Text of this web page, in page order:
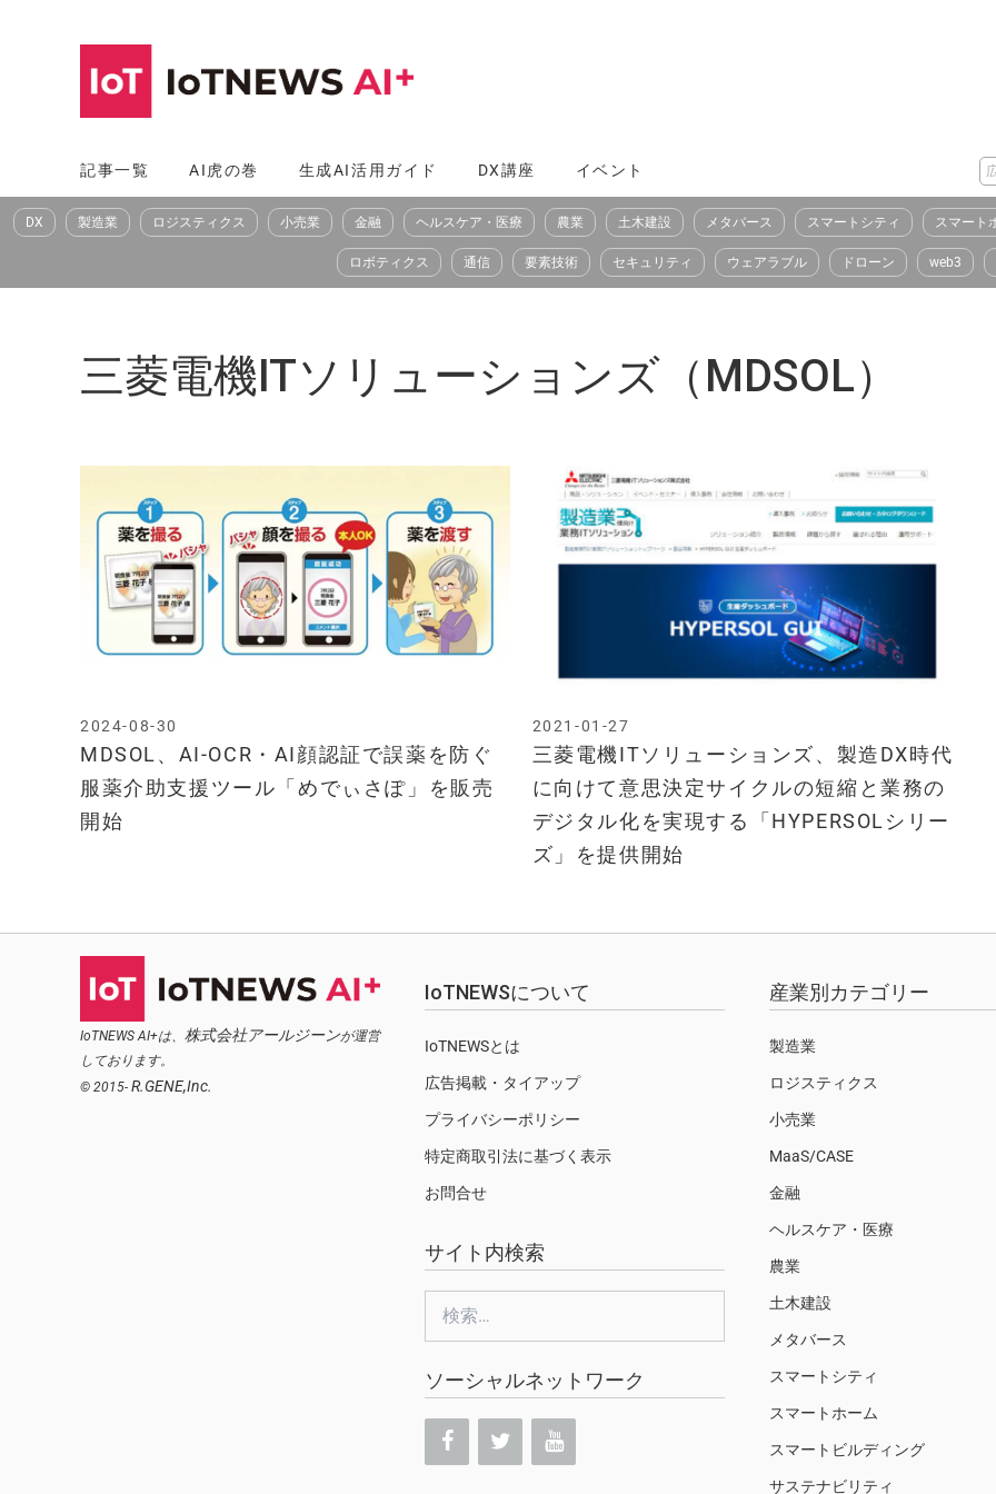
へ
ス
記事一覧 AI虎の巻 生成AI活用ガイド DX講座 イベント
DX 製造業 ロジスティクス 小売業 金融 ヘルスケア・医療 農業 土木建設 メタバース スマートシティ スマート
ロボティクス 通信 要素技術 セキュリティ ウェアラブル ドローン web3
三菱電機ITソリューションズ（MDSOL）
MDSOL、AI-OCR・AI顔認証で誤薬を防ぐ
服薬介助支援ツール「めでぃさぽ」を販売
開始
2024-08-30
三菱電機ITソリューションズ、製造DX時代
に向けて意思決定サイクルの短縮と業務の
デジタル化を実現する「HYPERSOLシリー
ズ」を提供開始
2021-01-27
IoTNEWS AI+は、 株式会社アールジーンが運営
しております。
© 2015- R.GENE,Inc.
IoTNEWSについて
IoTNEWSとは
広告掲載・タイアップ
プライバシーポリシー
特定商取引法に基づく表示
お問合せ
サイト内検索
ソーシャルネットワーク
産業別カテゴリー
製造業
ロジスティクス
小売業
MaaS/CASE
金融
ヘルスケア・医療
農業
土木建設
メタバース
スマートシティ
スマートホーム
スマートビルディング
サステナビリティ